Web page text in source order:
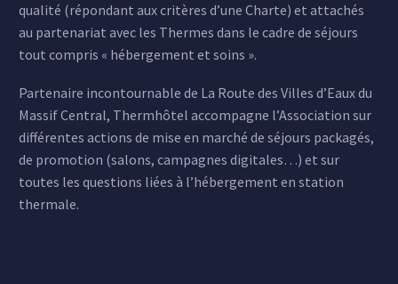
qualité (répondant aux critères d’une Charte) et attachés
au partenariat avec les Thermes dans le cadre de séjours
tout compris « hébergement et soins ».
Partenaire incontournable de La Route des Villes d’Eaux du
Massif Central, Thermhôtel accompagne l’Association sur
différentes actions de mise en marché de séjours packagés,
de promotion (salons, campagnes digitales…) et sur
toutes les questions liées à l’hébergement en station
thermale.